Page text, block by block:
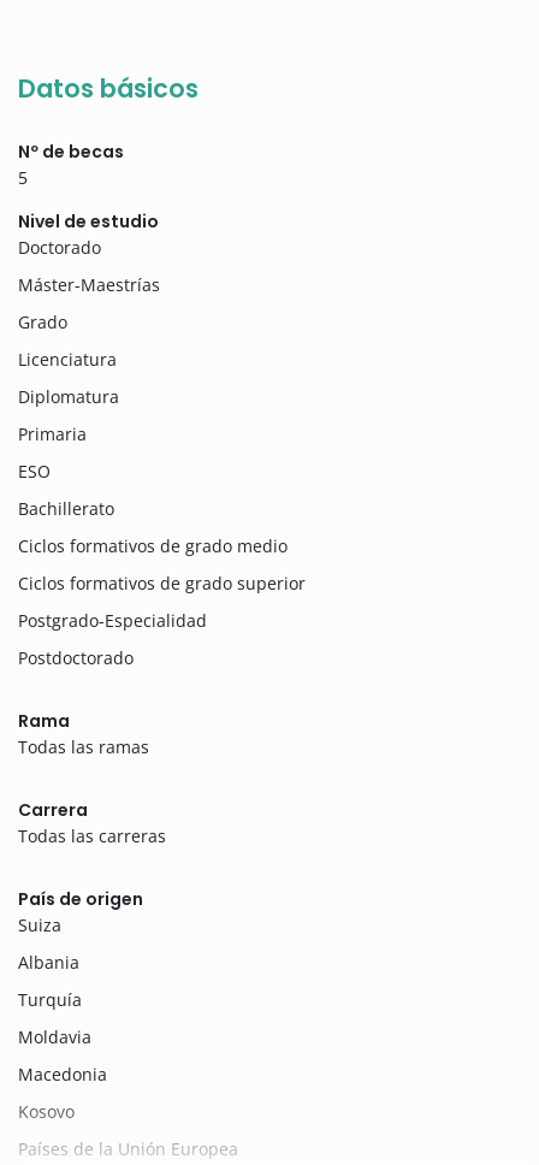
Datos básicos
Nº de becas
5
Nivel de estudio
Doctorado
Máster-Maestrías
Grado
Licenciatura
Diplomatura
Primaria
ESO
Bachillerato
Ciclos formativos de grado medio
Ciclos formativos de grado superior
Postgrado-Especialidad
Postdoctorado
Rama
Todas las ramas
Carrera
Todas las carreras
País de origen
Suiza
Albania
Turquía
Moldavia
Macedonia
Kosovo
Países de la Unión Europea